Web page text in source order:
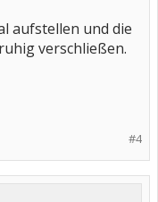
aufstellen und die
verschließen.
#4